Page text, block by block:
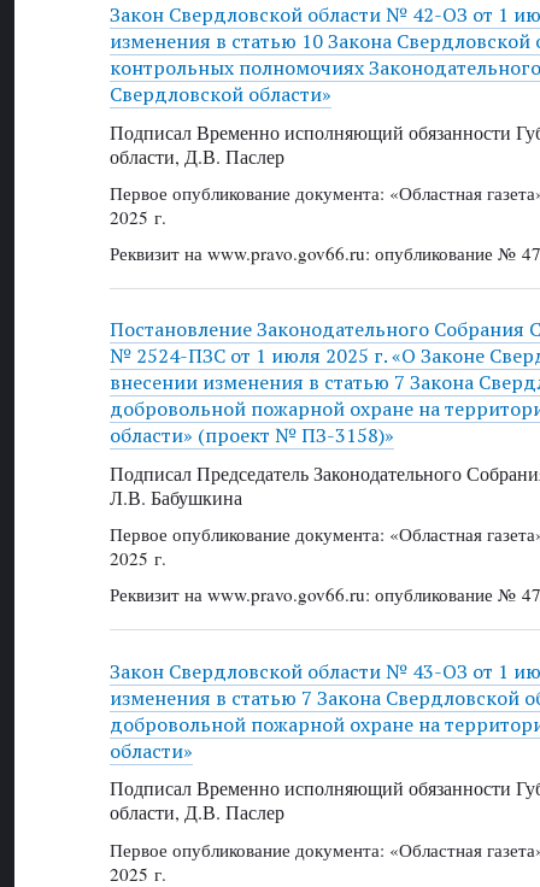
Закон Свердловской области № 42-ОЗ от 1
изменения в статью 10 Закона Свердловской
контрольных полномочиях
Свердловской области»
Подписал Временно исполняющий обязанности
области, Д.В. Паслер
Первое опубликование документа: «Областная
2025 г.
Реквизит на www.pravo.gov66.ru: опубликование №
Постановление Законодательного Собрания
№ 2524-ПЗС от 1 июля 2025 г. «О Законе
внесении изменения в статью 7 Закона
добровольной пожарной охране на
области» (проект № ПЗ-3158)»
Подписал Председатель Законодательного
Л.В. Бабушкина
Первое опубликование документа: «Областная
2025 г.
Реквизит на www.pravo.gov66.ru: опубликование №
Закон Свердловской области № 43-ОЗ от 1
изменения в статью 7 Закона Свердловской
добровольной пожарной охране на
области»
Подписал Временно исполняющий обязанности
области, Д.В. Паслер
Первое опубликование документа: «Областная
2025 г.